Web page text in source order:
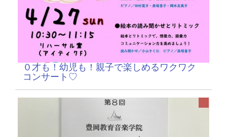
０才も！幼児も！親子で楽しめるワクワク
コンサート♡